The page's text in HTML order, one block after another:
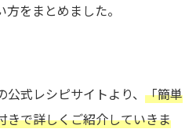
をまとめました。
式レシピサイトより、 「簡単
きで詳しくご紹介していきま